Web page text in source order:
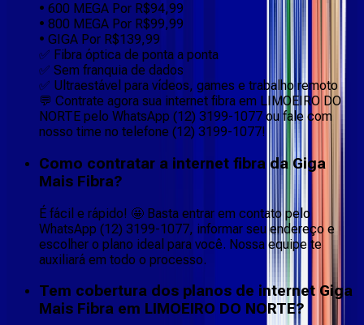
• 600 MEGA Por R$94,99
• 800 MEGA Por R$99,99
• GIGA Por R$139,99
✅ Fibra óptica de ponta a ponta
✅ Sem franquia de dados
✅ Ultraestável para vídeos, games e trabalho remoto
💬 Contrate agora sua internet fibra em LIMOEIRO DO
NORTE pelo WhatsApp (12) 3199-1077 ou fale com
nosso time no telefone (12) 3199-1077!
Como contratar a internet fibra da Giga
Mais Fibra?
É fácil e rápido! 🤩 Basta entrar em contato pelo
WhatsApp (12) 3199-1077, informar seu endereço e
escolher o plano ideal para você. Nossa equipe te
auxiliará em todo o processo.
Tem cobertura dos planos de internet Giga
Mais Fibra em LIMOEIRO DO NORTE?